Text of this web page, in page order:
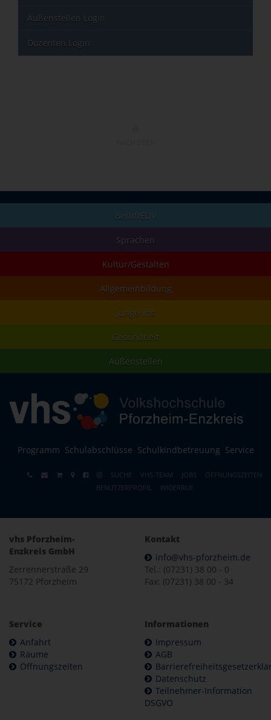
Außenstellen Login
Dozenten Login
Beruf/EDV
Sprachen
Kultur/Gestalten
Allgemeinbildung
junge vhs
Gesundheit
Außenstellen
Programm Schulabschlüsse Schulkindbetreuung Service
SUCHE VHS-TEAM JOBS
ÖFFNUNGSZEITEN
BENUTZERPROFIL
WIDERRUF
vhs Pforzheim-
Enzkreis GmbH
Zerrennerstraße 29
75172 Pforzheim
Kontakt
info@vhs-pforzheim.de
Tel.: (07231) 38 00 - 0
Fax: (07231) 38 00 - 34
Service
Anfahrt
Räume
Öffnungszeiten
Informationen
Impressum
AGB
Datenschutz
Teilnehmer-Information
DSGVO